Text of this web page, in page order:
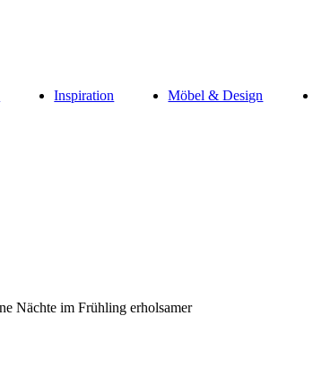
Inspiration Möbel & Design
Nächte im Frühling erholsamer